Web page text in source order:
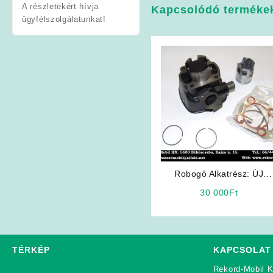
A részletekért hívja
ügyfélszolgálatunkat!
Kapcsolódó
Robogó Alkatrész: ÚJ
30 000Ft
TÉRKÉP KAPCSOLAT
Rekord-Mobil